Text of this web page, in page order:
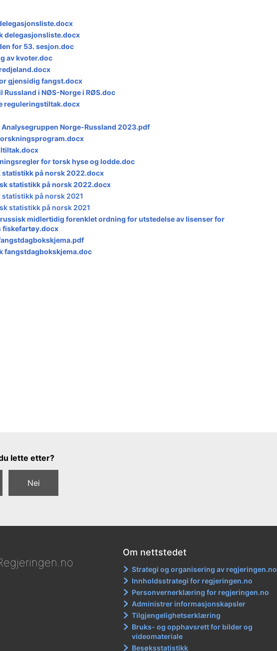
delegasjonsliste.docx
for 53. sesjon.doc
av kvoter.doc
gjensidig fangst.docx
Russland i NØS-Norge i RØS.doc
reguleringstiltak.docx
Analysegruppen Norge-Russland 2023.pdf
for torsk hyse og lodde.doc
statistikk på norsk 2022.docx
statistikk på norsk 2022.docx
statistikk på norsk 2021
statistikk på norsk 2021
midlertidig forenklet ordning for utstedelse av lisenser for
fiskefartøy.docx
fangstdagbokskjema.doc
lette etter?
Nei
Om nettstedet
Strategi og organisering av regjeringen.no
Innholdsstrategi for regjeringen.no
Personvernerklæring for regjeringen.no
Administrer informasjonskapsler
Tilgjengelighetserklæring
Bruks- og opphavsrett for bilder og
videomateriale
Besøksstatistikk